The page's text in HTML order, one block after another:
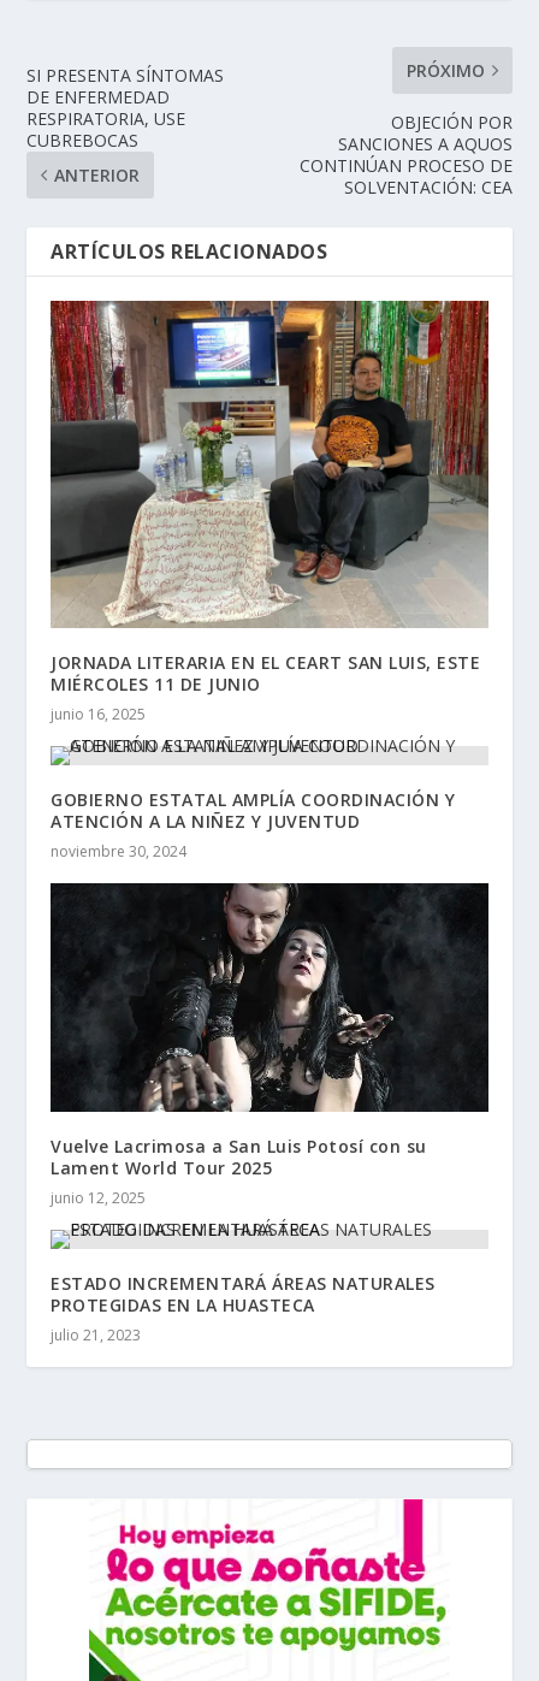
SI PRESENTA SÍNTOMAS
DE ENFERMEDAD
RESPIRATORIA, USE
CUBREBOCAS
ANTERIOR
PRÓXIMO
OBJECIÓN POR
SANCIONES A AQUOS
CONTINÚAN PROCESO DE
SOLVENTACIÓN: CEA
ARTÍCULOS RELACIONADOS
JORNADA LITERARIA EN EL CEART SAN LUIS, ESTE
MIÉRCOLES 11 DE JUNIO
junio 16, 2025
GOBIERNO ESTATAL AMPLÍA COORDINACIÓN Y
ATENCIÓN A LA NIÑEZ Y JUVENTUD
noviembre 30, 2024
Vuelve Lacrimosa a San Luis Potosí con su
Lament World Tour 2025
junio 12, 2025
ESTADO INCREMENTARÁ ÁREAS NATURALES
PROTEGIDAS EN LA HUASTECA
julio 21, 2023